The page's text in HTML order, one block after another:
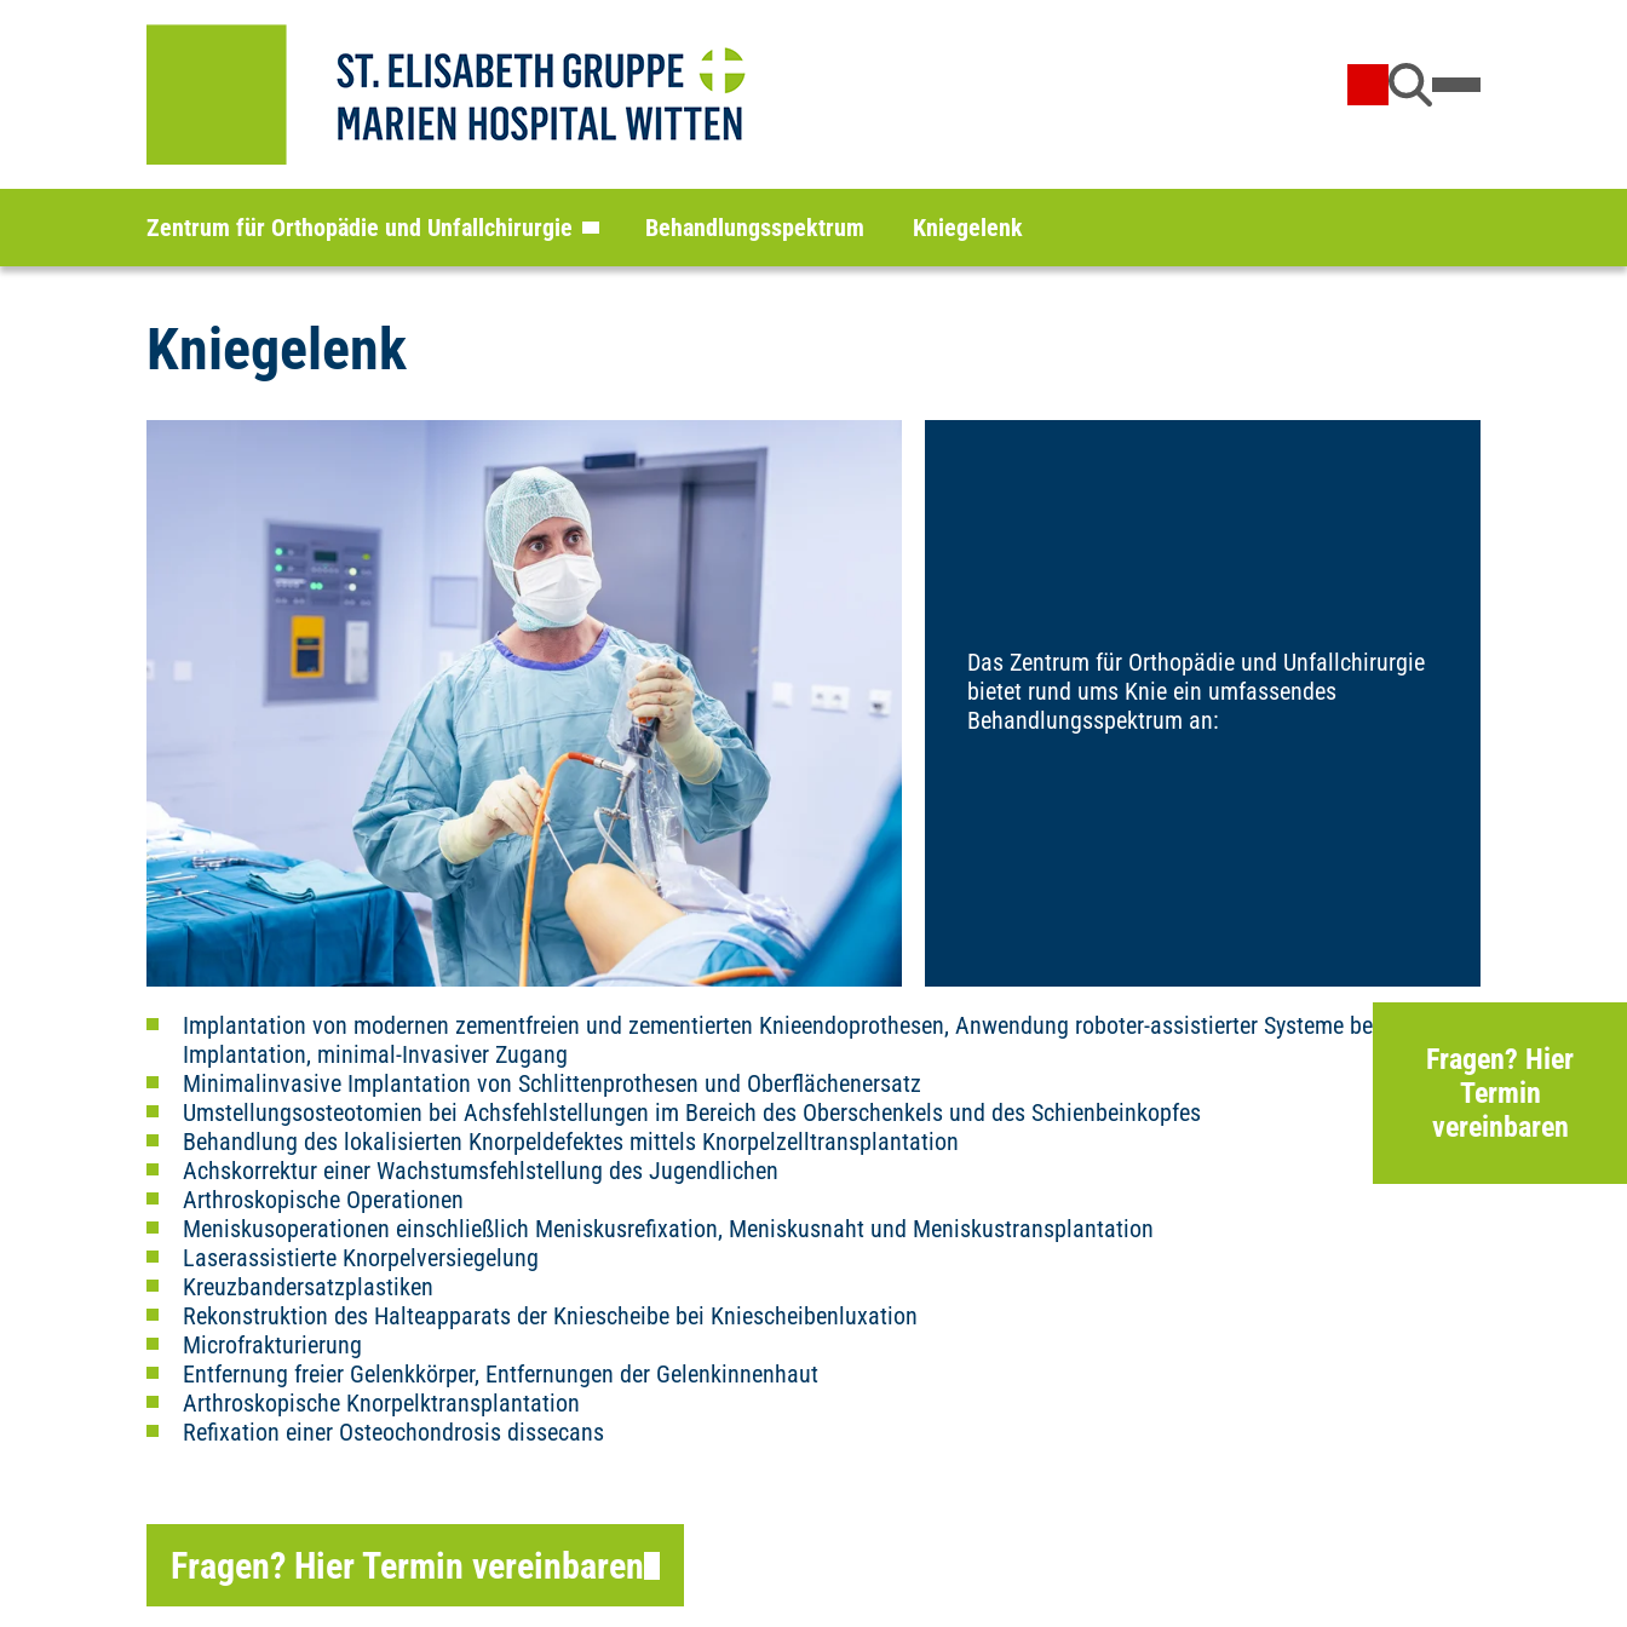
Zentrum für Orthopädie und Unfallchirurgie Behandlungsspektrum Kniegelenk
Kniegelenk
Das Zentrum für Orthopädie und Unfallchirurgie
bietet rund ums Knie ein umfassendes
Behandlungsspektrum an:
Implantation von modernen zementfreien und zementierten Knieendoprothesen, Anwendung roboter-assistierter Systeme bei der
Implantation, minimal-Invasiver Zugang
Minimalinvasive Implantation von Schlittenprothesen und Oberflächenersatz
Umstellungsosteotomien bei Achsfehlstellungen im Bereich des Oberschenkels und des Schienbeinkopfes
Behandlung des lokalisierten Knorpeldefektes mittels Knorpelzelltransplantation
Achskorrektur einer Wachstumsfehlstellung des Jugendlichen
Arthroskopische Operationen
Meniskusoperationen einschließlich Meniskusrefixation, Meniskusnaht und Meniskustransplantation
Laserassistierte Knorpelversiegelung
Kreuzbandersatzplastiken
Rekonstruktion des Halteapparats der Kniescheibe bei Kniescheibenluxation
Microfrakturierung
Entfernung freier Gelenkkörper, Entfernungen der Gelenkinnenhaut
Arthroskopische Knorpelktransplantation
Refixation einer Osteochondrosis dissecans
Fragen? Hier Termin vereinbaren
Fragen? Hier
Termin
vereinbaren